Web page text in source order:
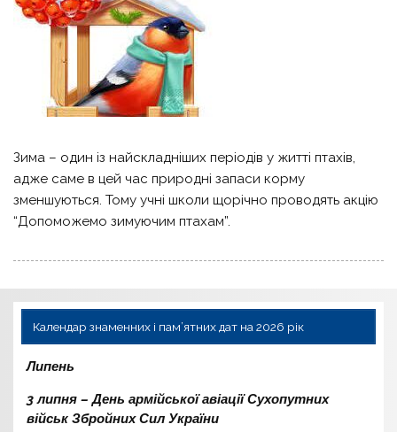
Зима – один із найскладніших періодів у житті птахів,
адже саме в цей час природні запаси корму
зменшуються. Тому учні школи щорічно проводять акцію
“Допоможемо зимуючим птахам”.
Календар знаменних і пам’ятних дат на 2026 рік
Липень
3 липня – День армійської авіації Сухопутних
військ Збройних Сил України